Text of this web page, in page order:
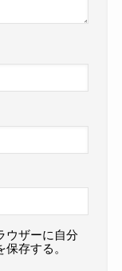
ウザーに自分
存する。